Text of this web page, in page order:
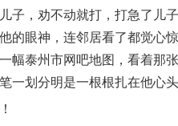
子，劝不动就打，打急了儿
的眼神，连邻居看了都觉心
幅泰州市网吧地图，看着那
一划分明是一根根扎在他